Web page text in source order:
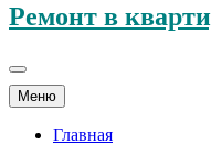
Ремонт в
Меню
Главная